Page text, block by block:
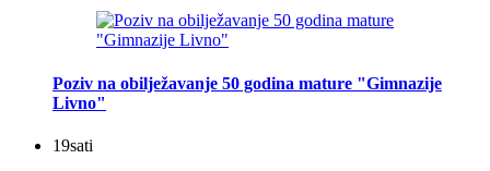
Poziv na obilježavanje 50 godina mature "Gimnazije
Livno"
19sati